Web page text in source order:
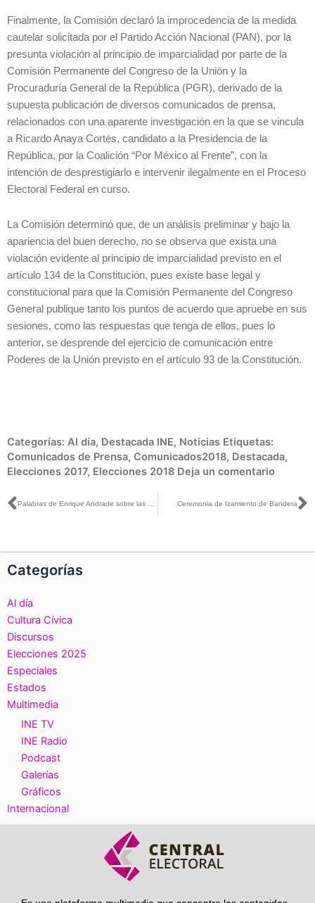
Finalmente, la Comisión declaró la improcedencia de la medida
cautelar solicitada por el Partido Acción Nacional (PAN), por la
presunta violación al principio de imparcialidad por parte de la
Comisión Permanente del Congreso de la Unión y la
Procuraduría General de la República (PGR), derivado de la
supuesta publicación de diversos comunicados de prensa,
relacionados con una aparente investigación en la que se vincula
a Ricardo Anaya Cortés, candidato a la Presidencia de la
República, por la Coalición “Por México al Frente”, con la
intención de desprestigiarlo e intervenir ilegalmente en el Proceso
Electoral Federal en curso.
La Comisión determinó que, de un análisis preliminar y bajo la
apariencia del buen derecho, no se observa que exista una
violación evidente al principio de imparcialidad previsto en el
artículo 134 de la Constitución, pues existe base legal y
constitucional para que la Comisión Permanente del Congreso
General publique tanto los puntos de acuerdo que apruebe en sus
sesiones, como las respuestas que tenga de ellos, pues lo
anterior, se desprende del ejercicio de comunicación entre
Poderes de la Unión previsto en el artículo 93 de la Constitución.
Categorías: Al día, Destacada INE, Noticias Etiquetas:
Comunicados de Prensa, Comunicados2018, Destacada,
Elecciones 2017, Elecciones 2018 Deja un comentario
Ant Ceremonia de Izamiento de Bandera
Categorías
Al día
Cultura Cívica
Discursos
Elecciones 2025
Especiales
Estados
Multimedia
INE TV
INE Radio
Podcast
Galerías
Gráficos
Internacional